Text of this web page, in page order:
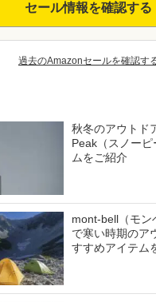
セール情報を確認する
過去のAmazonセールを確認す
秋冬のアウトド
Peak（スノー
ムをご紹介
mont-bell（モン
で寒い時期のア
すすめアイテム